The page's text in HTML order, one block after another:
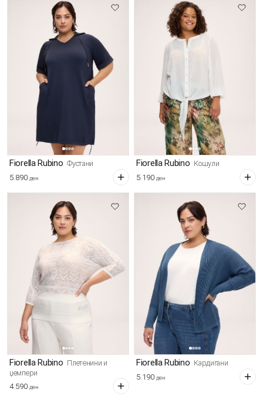
Fiorella Rubino Фустани
5.890 ден
Fiorella Rubino Кошули
5.190 ден
Fiorella Rubino Плетенини и
џемпери
4.590 ден
Fiorella Rubino Кардигани
5.190 ден